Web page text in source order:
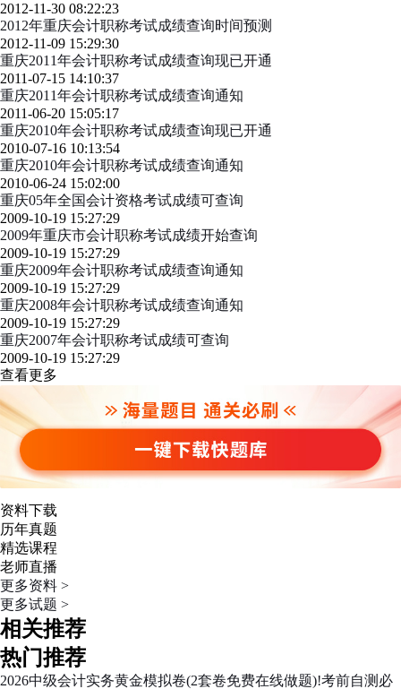
2012-11-30 08:22:23
2012年重庆会计职称考试成绩查询时间预测
2012-11-09 15:29:30
重庆2011年会计职称考试成绩查询现已开通
2011-07-15 14:10:37
重庆2011年会计职称考试成绩查询通知
2011-06-20 15:05:17
重庆2010年会计职称考试成绩查询现已开通
2010-07-16 10:13:54
重庆2010年会计职称考试成绩查询通知
2010-06-24 15:02:00
重庆05年全国会计资格考试成绩可查询
2009-10-19 15:27:29
2009年重庆市会计职称考试成绩开始查询
2009-10-19 15:27:29
重庆2009年会计职称考试成绩查询通知
2009-10-19 15:27:29
重庆2008年会计职称考试成绩查询通知
2009-10-19 15:27:29
重庆2007年会计职称考试成绩可查询
2009-10-19 15:27:29
查看更多
资料下载
历年真题
精选课程
老师直播
更多资料 >
更多试题 >
相关推荐
热门推荐
2026中级会计实务黄金模拟卷(2套卷免费在线做题)!考前自测必